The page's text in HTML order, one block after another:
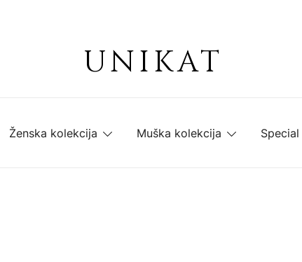
UNIKAT
Ženska kolekcija Muška kolekcija